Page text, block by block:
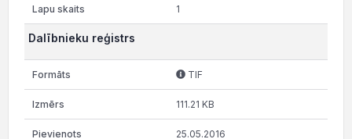
1
Dalībnieku reģistrs
TIF
111.21 KB
25.05.2016